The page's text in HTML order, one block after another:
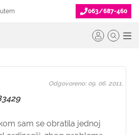
063/687-460
sam se obratila jednoj
Odgovoreno: 09. 06. 2011.